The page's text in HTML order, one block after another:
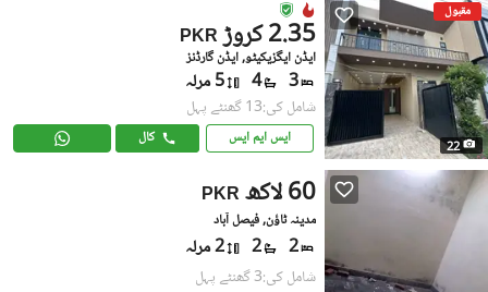
مقبول
22
PKR 2.35 کروڑ
ایڈن ایگزیکیٹو, ایڈن گارڈنز
3
4 5 مرلہ
شامل کی:13 گھنٹے پہل
ایس ایم ایس کال
PKR 60 لاکھ
مدینہ ٹاؤن, فیصل آباد
2
2 2 مرلہ
شامل کی:3 گھنٹے پہل